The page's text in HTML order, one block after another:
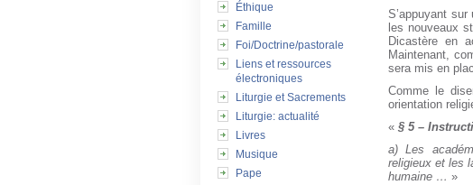
Éthique
Famille
Foi/Doctrine/pastorale
Liens et ressources
électroniques
Liturgie et Sacrements
Liturgie: actualité
Livres
Musique
Pape
S’appuyant
les nouveaux
Dicastère en
Maintenant,
sera mis en
Comme le
orientation
« § 5 –
a) Les
religieux et les
humaine … »